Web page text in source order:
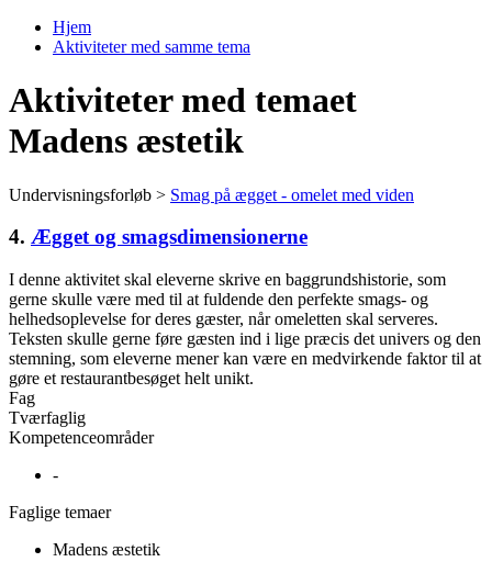
Du er her
Hjem
Aktiviteter med samme tema
Aktiviteter med temaet
Madens æstetik
Undervisningsforløb > Smag på ægget - omelet med viden
4. Ægget og smagsdimensionerne
I denne aktivitet skal eleverne skrive en baggrundshistorie, som
gerne skulle være med til at fuldende den perfekte smags- og
helhedsoplevelse for deres gæster, når omeletten skal serveres.
Teksten skulle gerne føre gæsten ind i lige præcis det univers og den
stemning, som eleverne mener kan være en medvirkende faktor til at
gøre et restaurantbesøget helt unikt.
Fag
Tværfaglig
Kompetenceområder
-
Faglige temaer
Madens æstetik